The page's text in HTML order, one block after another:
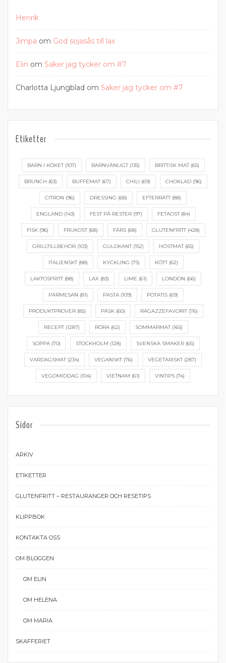
Henrik
Jimpa om God sojasås till lax
Elin om Saker jag tycker om #7
Charlotta Ljungblad om Saker jag tycker om #7
Etiketter
BARN I KÖKET(107) BARNVÄNLIGT(135) BRITTISK MAT(65)
BRUNCH (63) BUFFÉMAT(67) CHILI (69) CHOKLAD (96)
CITRON (96) DRESSING (68) EFTERRÄTT(88)
ENGLAND(143) FEST PÅ RESTER(97) FETAOST(84)
FISK(96) FRUKOST(68) FÄRS(68) GLUTENFRITT(428)
GRILLTILLBEHÖR (103) GULDKANT(152) HÖSTMAT(65)
ITALIENSKT(88) KYCKLING (75) KÖTT(62)
LAKTOSFRITT(88) LAX (83) LIME (61) LONDON (66)
PARMESAN (81) PASTA(109) POTATIS(69)
PRODUKTPROVER(85) PÅSK(60) RAGAZZEFAVORIT(76)
RECEPT(1287) RÖRA(62) SOMMARMAT(165)
SOPPA(70) STOCKHOLM (128) SVENSKA SMAKER(65)
VARDAGSMAT(234) VEGANSKT(76) VEGETARISKT(287)
VEGOMIDDAG (104) VIETNAM (61) VINTIPS (74)
Sidor
ARKIV
ETIKETTER
GLUTENFRITT – RESTAURANGER OCH RESETIPS
KLIPPBOK
KONTAKTA OSS
OM BLOGGEN
OM ELIN
OM HELENA
OM MARIA
SKAFFERIET